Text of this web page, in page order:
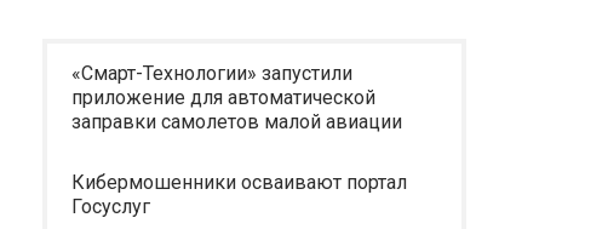
«Смарт-Технологии» запустили
приложение для автоматической
заправки самолетов малой авиации
Кибермошенники осваивают портал
Госуслуг